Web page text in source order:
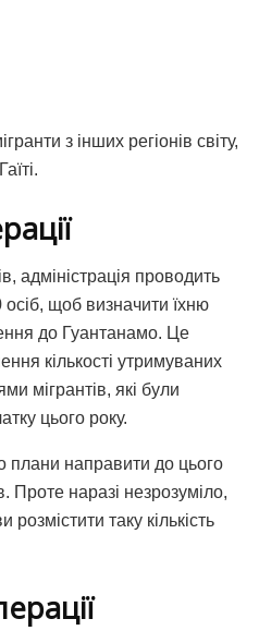
з інших регіонів світу,
адміністрація проводить
щоб визначити їхню
до Гуантанамо. Це
кількості утримуваних
мігрантів, які були
цього року.
плани направити до цього
Проте наразі незрозуміло,
таку кількість